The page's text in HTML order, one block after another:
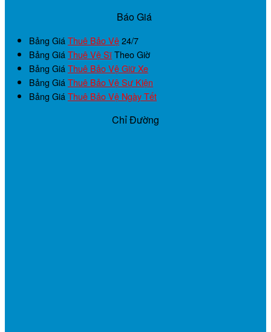
Báo Giá
Bảng Giá Thuê Bảo Vệ24/7
Bảng Giá Thuê Vệ SĩTheo Giờ
Bảng Giá Thuê Bảo Vệ Giữ Xe
Bảng Giá Thuê Bảo Vệ Sự Kiện
Bảng Giá Thuê Bảo Vệ Ngày Tết
Chỉ Đường